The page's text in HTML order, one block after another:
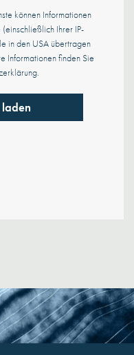
können Informationen
Ihrer IP-
in den USA übertragen
Informationen finden Sie